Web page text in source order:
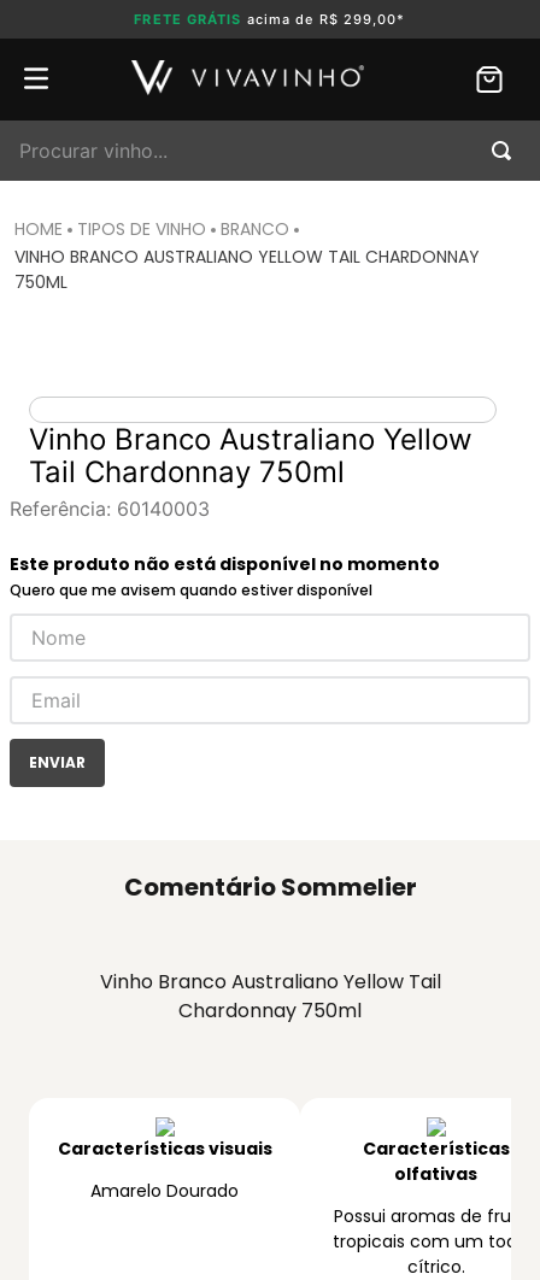
FRETE GRÁTIS acima de R$ 299,00*
TIPOS DE VINHO
BRANCO
VINHO BRANCO AUSTRALIANO YELLOW TAIL CHARDONNAY
750ML
Vinho Branco Australiano Yellow
Tail Chardonnay 750ml
Referência: 60140003
Este produto não está disponível no momento
Quero que me avisem quando estiver disponível
ENVIAR
Comentário Sommelier
Vinho Branco Australiano Yellow Tail
Chardonnay 750ml
Características visuais
Amarelo Dourado
Características
olfativas
Possui aromas de frutas
tropicais com um toque
cítrico.